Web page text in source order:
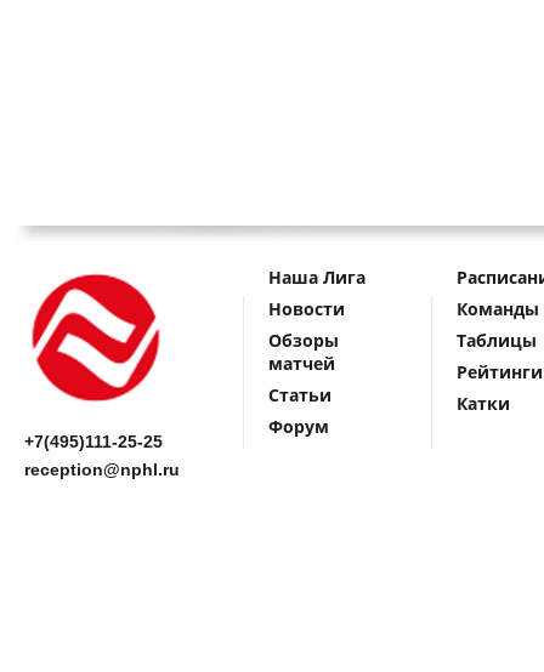
+7(495)111-25-25
reception@nphl.ru
Наша Лига
Новости
Обзоры
матчей
Статьи
Форум
Команды
Таблицы
Рейтинги
Катки